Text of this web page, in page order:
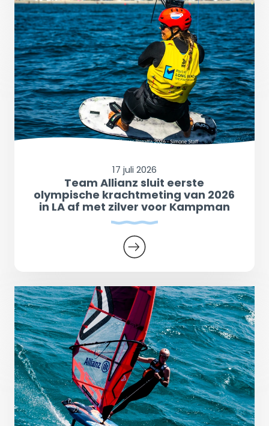
17 juli 2026
Team Allianz sluit eerste
olympische krachtmeting van 2026
in LA af met zilver voor Kampman